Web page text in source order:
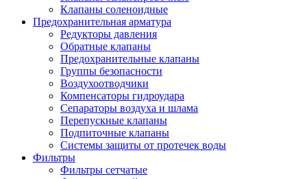
Клапаны соленоидные
Предохранительная арматура
Редукторы давления
Обратные клапаны
Предохранительные клапаны
Группы безопасности
Воздухоотводчики
Компенсаторы гидроудара
Сепараторы воздуха и шлама
Перепускные клапаны
Подпиточные клапаны
Системы защиты от протечек воды
Фильтры
Фильтры сетчатые